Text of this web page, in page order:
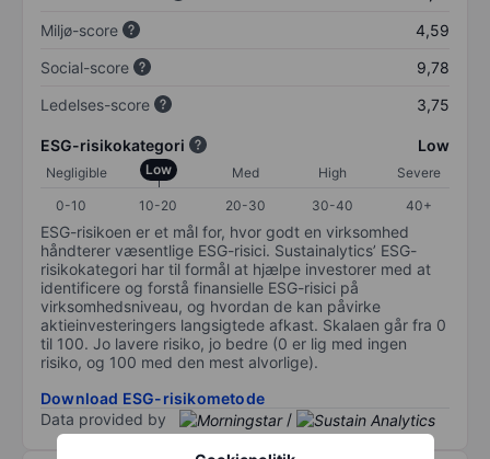
Miljø-score
4,59
Social-score
9,78
Ledelses-score
3,75
ESG-risikokategori Low
Negligible Low Med High
Severe
0-10
10-20 20-30 30-40 40+
ESG-risikoen er et mål for, hvor godt en virksomhed
håndterer væsentlige ESG-risici. Sustainalytics’ ESG-
risikokategori har til formål at hjælpe investorer med at
identificere og forstå finansielle ESG-risici på
virksomhedsniveau, og hvordan de kan påvirke
aktieinvesteringers langsigtede afkast. Skalaen går fra 0
til 100. Jo lavere risiko, jo bedre (0 er lig med ingen
risiko, og 100 med den mest alvorlige).
Download ESG-risikometode
Data provided by
/